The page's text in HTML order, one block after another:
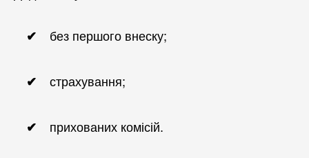
без першого внеску;
страхування;
прихованих комісій.